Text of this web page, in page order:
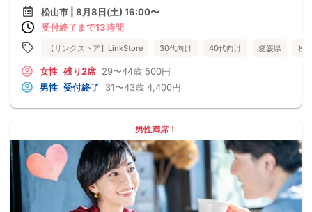
松山市 | 8月8日(土) 16:00〜
受付終了まで13時間
【リンクストア】LinkStore 30代向け 40代向け 愛媛県 松
女性 残り2席 29〜44歳 500円
男性 受付終了 31〜43歳 4,400円
男性満席！